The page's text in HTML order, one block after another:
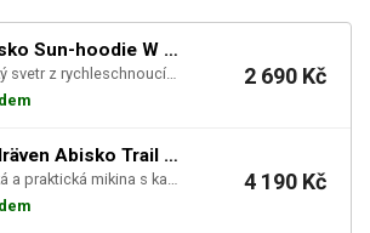
Abisko Sun-hoodie W - Ultramarine
Lehký svetr z rychleschnoucího úpletu na treky v teplém podnebí.
2 690 Kč
Fjällräven Abisko Trail Fleece W Chalk Rose Dus...
Lehká a praktická mikina s kapucí je tvořený kombinací dvou různých polyesterových tkanin (nové i...
4 190 Kč